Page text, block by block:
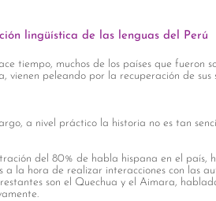
lingüística de las lenguas del Perú
tiempo, muchos de los países que fueron
vienen peleando por la recuperación de sus
a nivel práctico la historia no es tan
del 80% de habla hispana en el país,
a la hora de realizar interacciones con las
son el Quechua y el Aimara,